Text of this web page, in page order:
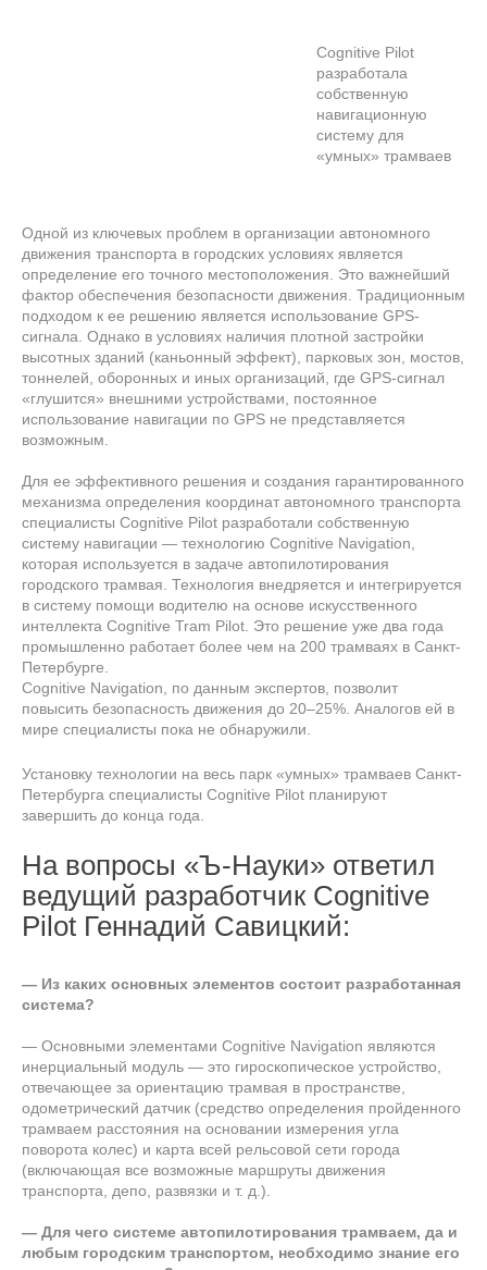
Cognitive Pilot
разработала
собственную
навигационную
систему для
«умных» трамваев
Одной из ключевых проблем в организации автономного
движения транспорта в городских условиях является
определение его точного местоположения. Это важнейший
фактор обеспечения безопасности движения. Традиционным
подходом к ее решению является использование GPS-
сигнала. Однако в условиях наличия плотной застройки
высотных зданий (каньонный эффект), парковых зон, мостов,
тоннелей, оборонных и иных организаций, где GPS-сигнал
«глушится» внешними устройствами, постоянное
использование навигации по GPS не представляется
возможным.
Для ее эффективного решения и создания гарантированного
механизма определения координат автономного транспорта
специалисты Cognitive Pilot разработали собственную
систему навигации — технологию Сognitive Navigation,
которая используется в задаче автопилотирования
городского трамвая. Технология внедряется и интегрируется
в систему помощи водителю на основе искусственного
интеллекта Cognitive Tram Pilot. Это решение уже два года
промышленно работает более чем на 200 трамваях в Санкт-
Петербурге.
Сognitive Navigation, по данным экспертов, позволит
повысить безопасность движения до 20–25%. Аналогов ей в
мире специалисты пока не обнаружили.
Установку технологии на весь парк «умных» трамваев Санкт-
Петербурга специалисты Cognitive Pilot планируют
завершить до конца года.
На вопросы «Ъ-Науки» ответил
ведущий разработчик Cognitive
Pilot Геннадий Савицкий:
— Из каких основных элементов состоит разработанная
система?
— Основными элементами Cognitive Navigation являются
инерциальный модуль — это гироскопическое устройство,
отвечающее за ориентацию трамвая в пространстве,
одометрический датчик (средство определения пройденного
трамваем расстояния на основании измерения угла
поворота колес) и карта всей рельсовой сети города
(включающая все возможные маршруты движения
транспорта, депо, развязки и т. д.).
— Для чего системе автопилотирования трамваем, да и
любым городским транспортом, необходимо знание его